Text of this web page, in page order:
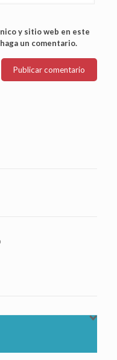
y sitio web en este
un comentario.